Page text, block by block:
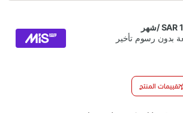
تقييمات المنتج